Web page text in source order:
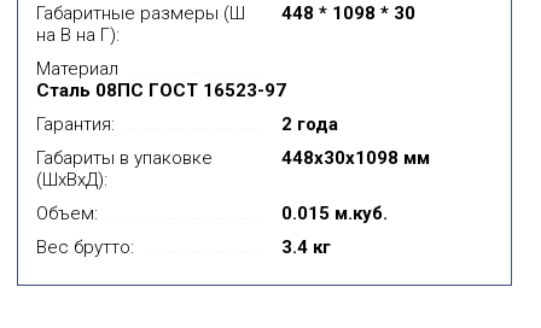
Габаритные размеры (Ш
на В на Г):
448 * 1098 * 30
Материал
Сталь 08ПС ГОСТ 16523-97
Гарантия:
2 года
Габариты в упаковке
(ШхВхД):
448x30x1098 мм
Объем:
0.015 м.куб.
Вес брутто:
3.4 кг